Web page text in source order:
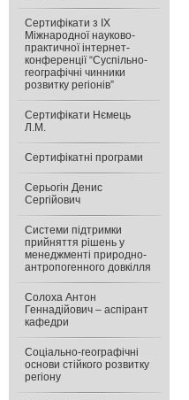
Сертифікати з IX
Міжнародної науково-
практичної інтернет-
конференції “Суспільно-
географічні чинники
розвитку регіонів”
Сертифікати Нємець
Л.М.
Сертифікатні програми
Серьогін Денис
Сергійович
Системи підтримки
прийняття рішень у
менеджменті природно-
антропогенного довкілля
Солоха Антон
Геннадійович – аспірант
кафедри
Соціально-географічні
основи стійкого розвитку
регіону